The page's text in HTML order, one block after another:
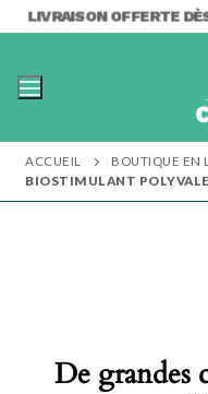
Aller
contenu
LIVRAISON OFFERTE
ACCUEIL
BOUTIQUE EN
BIOSTIMULANT
De grandes